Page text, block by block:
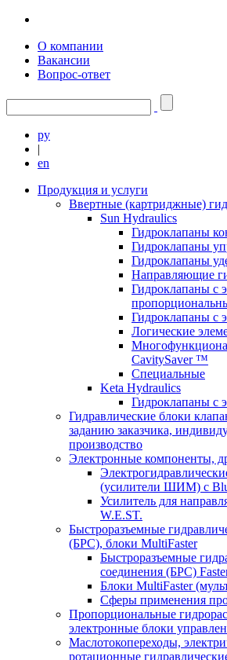
О компании
Вакансии
Вопрос-ответ
ру
|
en
Продукция и услуги
Ввертные (картриджные)
Sun Hydraulics
Гидроклапаны
Гидроклапаны
Гидроклапаны
Направляющие
Гидроклапаны с
Гидроклапаны с
Логические
CavitySaver ™
Специальные
Keta Hydraulics
Гидроклапаны с
Гидравлические блоки
заданию заказчика,
производство
Электронные компоненты,
(усилители ШИМ) с
Усилитель для
W.E.ST.
Быстроразъемные
(БРС), блоки MultiFaster
Быстроразъемные
соединения (БРС)
Блоки MultiFaster
Сферы применения
Пропорциональные
электронные блоки
Маслотокопереходы,
ротационные